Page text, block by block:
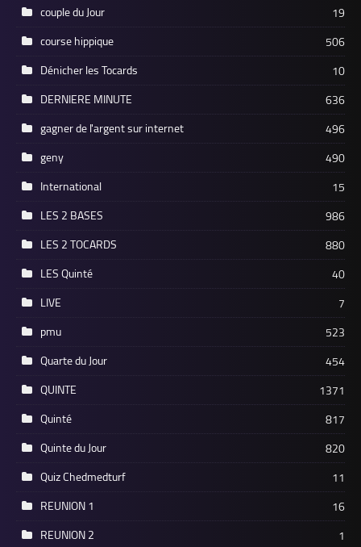
couple du Jour
19
course hippique
506
Dénicher les Tocards
10
DERNIERE MINUTE
636
gagner de l'argent sur internet
496
geny
490
International
15
LES 2 BASES
986
LES 2 TOCARDS
880
LES Quinté
40
LIVE
7
pmu
523
Quarte du Jour
454
QUINTE
1371
Quinté
817
Quinte du Jour
820
Quiz Chedmedturf
11
REUNION 1
16
REUNION 2
1